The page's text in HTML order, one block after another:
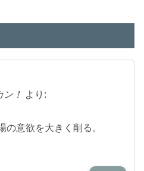
！ より:
の意欲を大きく削る。